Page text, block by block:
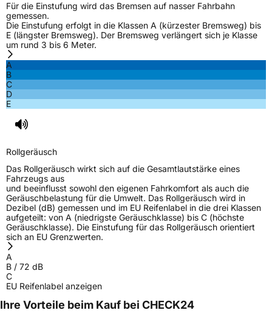
EU Label
EffizienzC
NasshaftungA
Rollgeräusch (Klasse)B
Rollgeräusch (dB)
3PMSF / Schneeflockensymbol / Alpine-SymbolNein
EPREL ID509214
Allgemeine Produktsicherheit (GPSR)
Für die Einstufung wird das Bremsen auf nasser Fahrbahn
gemessen.
Die Einstufung erfolgt in die Klassen A (kürzester Bremsweg) bis
E (längster Bremsweg). Der Bremsweg verlängert sich je Klasse
um rund 3 bis 6 Meter.
A
B
C
D
E
Rollgeräusch
Das Rollgeräusch wirkt sich auf die Gesamtlautstärke eines
Fahrzeugs aus
und beeinflusst sowohl den eigenen Fahrkomfort als auch die
Geräuschbelastung für die Umwelt. Das Rollgeräusch wird in
Dezibel (dB) gemessen und im EU Reifenlabel in die drei Klassen
aufgeteilt: von A (niedrigste Geräuschklasse) bis C (höchste
Geräuschklasse). Die Einstufung für das Rollgeräusch orientiert
sich an EU Grenzwerten.
A
B / 72 dB
C
EU Reifenlabel anzeigen
Ihre Vorteile beim Kauf bei CHECK24